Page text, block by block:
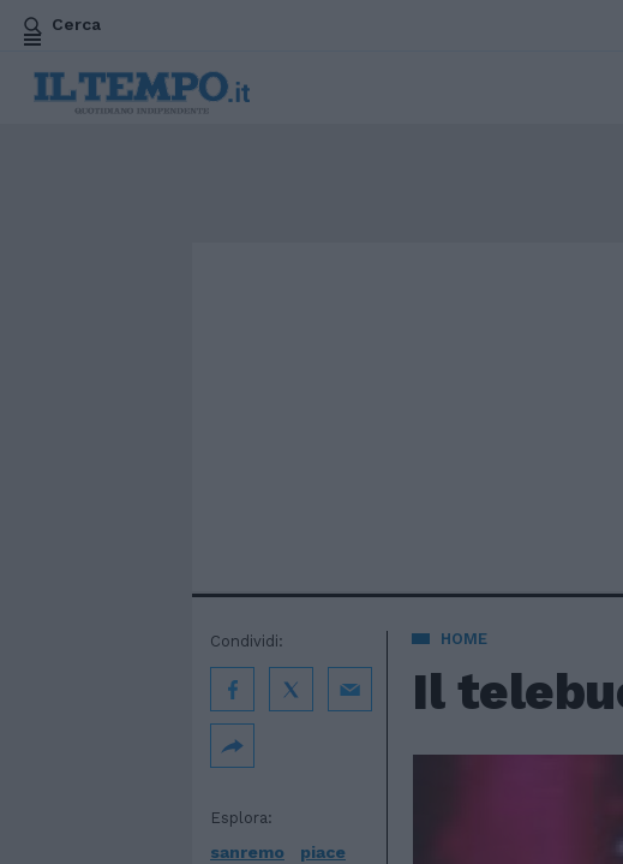
Cerca
HOME
Il
Esplora:
sanremo
piace
Condividi: